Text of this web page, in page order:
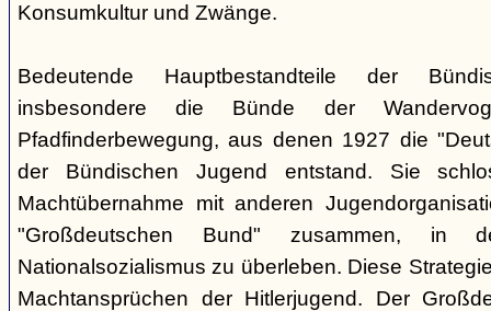
Konsumkultur und Zwänge.
Bedeutende Hauptbestandteile der
insbesondere die Bünde der
Pfadfinderbewegung, aus denen 1927 die
der Bündischen Jugend entstand. Sie
Machtübernahme mit anderen
"Großdeutschen Bund" zusammen,
Nationalsozialismus zu überleben. Diese
Machtansprüchen der Hitlerjugend. Der